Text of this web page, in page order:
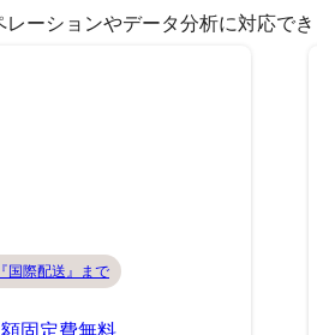
ーションやデータ分析に対応でき
国際配送』まで
固定費無料